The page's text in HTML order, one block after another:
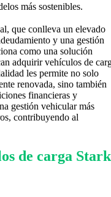
más sostenibles.
que conlleva un elevado
y una gestión
como una solución
adquirir vehículos de
les permite no solo
renovada, sino también
financieras y
gestión vehicular más
contribuyendo al
de carga Stark